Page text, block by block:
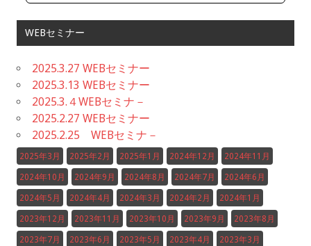
WEBセミナー
2025.3.27 WEBセミナー
2025.3.13 WEBセミナー
2025.3.４WEBセミナ－
2025.2.27 WEBセミナー
2025.2.25 WEBセミナ－
2025年3月 2025年2月 2025年1月 2024年12月 2024年11月
2024年10月 2024年9月 2024年8月 2024年7月 2024年6月
2024年5月 2024年4月 2024年3月 2024年2月 2024年1月
2023年12月 2023年11月 2023年10月 2023年9月 2023年8月
2023年7月 2023年6月 2023年5月 2023年4月 2023年3月